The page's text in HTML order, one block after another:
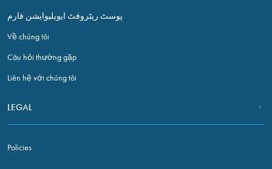
پوسٹ ریٹروفٹ ایویلیوایشن فارم
Về chúng tôi
Câu hỏi thường gặp
Liên hệ với chúng tôi
LEGAL
Policies